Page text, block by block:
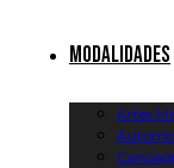
Modalidades
Artes